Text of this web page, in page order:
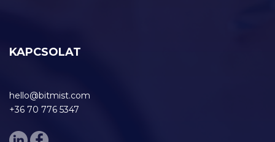
KAPCSOLAT
hello@bitmist.com
+36 70 776 5347